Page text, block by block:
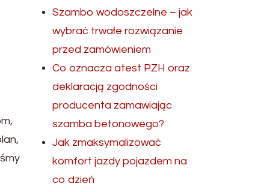
Szambo wodoszczelne – jak
wybrać trwałe rozwiązanie
przed zamówieniem
Co oznacza atest PZH oraz
deklaracją zgodności
producenta zamawiając
szamba betonowego?
Jak zmaksymalizować
komfort jazdy pojazdem na
co dzień